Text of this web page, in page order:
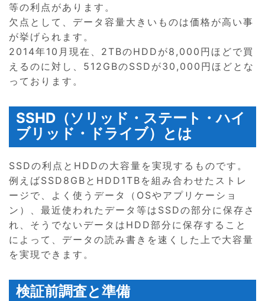
等の利点があります。
欠点として、データ容量大きいものは価格が高い事
が挙げられます。
2014年10月現在、2TBのHDDが8,000円ほどで買
えるのに対し、512GBのSSDが30,000円ほどとな
っております。
SSHD（ソリッド・ステート・ハイ
ブリッド・ドライブ）とは
SSDの利点とHDDの大容量を実現するものです。
例えばSSD8GBとHDD1TBを組み合わせたストレ
ージで、よく使うデータ（OSやアプリケーショ
ン）、最近使われたデータ等はSSDの部分に保存さ
れ、そうでないデータはHDD部分に保存すること
によって、データの読み書きを速くした上で大容量
を実現できます。
検証前調査と準備